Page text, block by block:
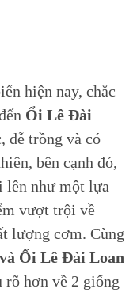
hiện nay, chắc
Ổi Lê Đài
dễ trồng và có
bên cạnh đó,
lên như một lựa
vượt trội về
lượng cơm. Cùng
Ổi Lê Đài Loan
rõ hơn về 2 giống